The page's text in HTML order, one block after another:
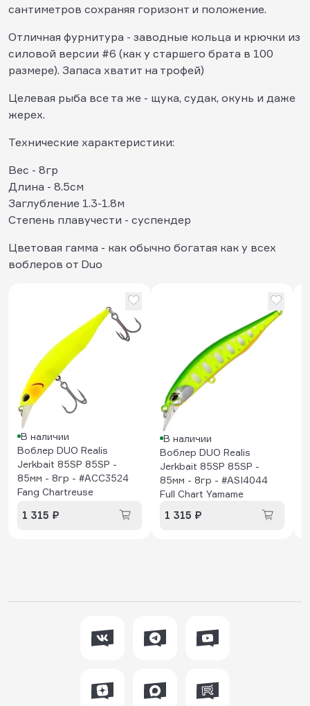
сантиметров сохраняя горизонт и положение.
Отличная фурнитура - заводные кольца и крючки из
силовой версии #6 (как у старшего брата в 100
размере). Запаса хватит на трофей)
Целевая рыба все та же - щука, судак, окунь и даже
жерех.
Технические характеристики:
Вес - 8гр
Длина - 8.5см
Заглубление 1.3-1.8м
Степень плавучести - суспендер
Цветовая гамма - как обычно богатая как у всех
воблеров от Duo
В наличии
Воблер DUO Realis
Jerkbait 85SP 85SP -
85мм - 8гр - #ACC3524
Fang Chartreuse
1 315 ₽
В наличии
Воблер DUO Realis
Jerkbait 85SP 85SP -
85мм - 8гр - #ASI4044
Full Chart Yamame
1 315 ₽